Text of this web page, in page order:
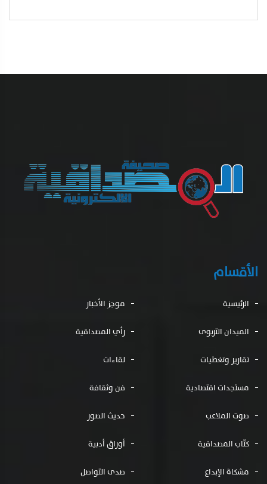
الأقسام
الرئيسية موجز الأخبار
الميدان التربوى رأي المصداقية
تقارير وتغطيات لقاءات
مستجدات اقتصادية فن وثقافة
صوت الملاعب حديث الصور
كتّاب المصداقية أوراق أدبية
مشكاة الإبداع صدى التواصل